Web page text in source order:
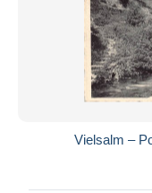
Vielsalm –